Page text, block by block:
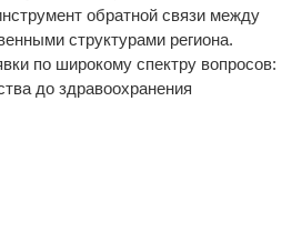
обратной связи между
структурами региона.
по широкому спектру вопросов:
до здравоохранения